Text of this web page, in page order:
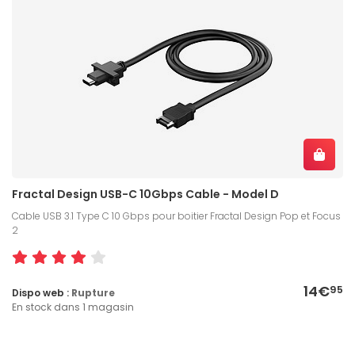
Fractal Design USB-C 10Gbps Cable - Model D
Cable USB 3.1 Type C 10 Gbps pour boitier Fractal Design Pop et Focus
2
14€95
Dispo web : Rupture
En stock dans 1 magasin